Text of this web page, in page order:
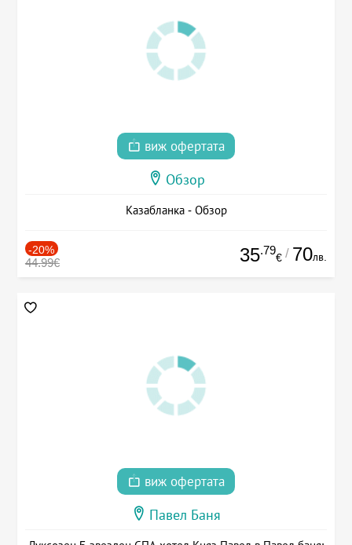
виж офертата
Обзор
Казабланка - Обзор
-20%
44.99€ 35.79
€ / 70лв.
виж офертата
Павел Баня